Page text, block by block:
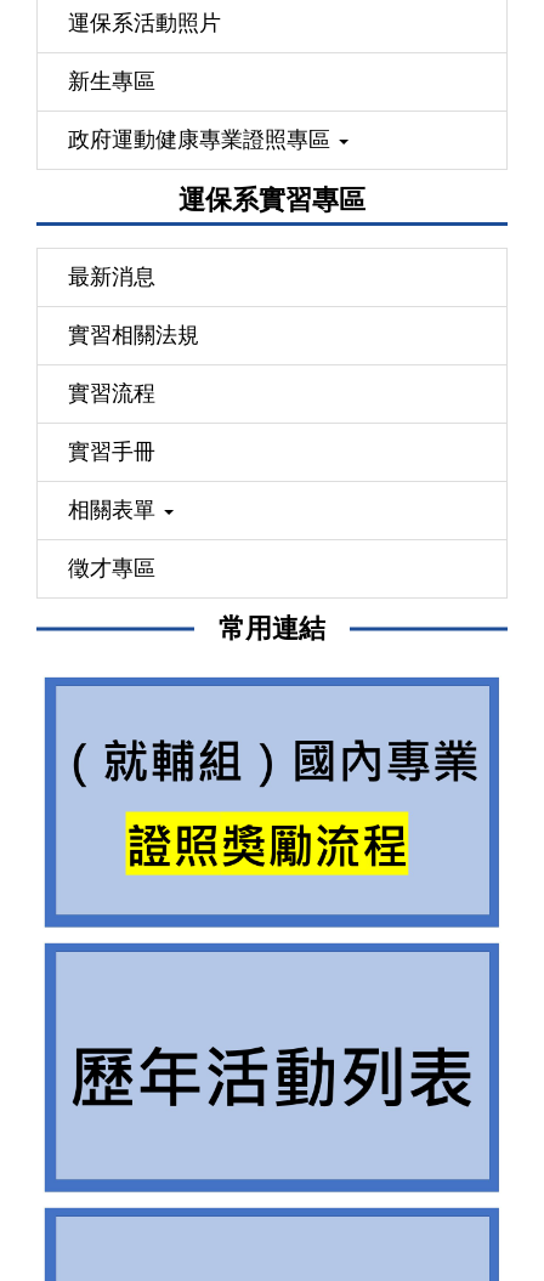
運保系活動照片
新生專區
政府運動健康專業證照專區
運保系實習專區
最新消息
實習相關法規
實習流程
實習手冊
相關表單
徵才專區
常用連結